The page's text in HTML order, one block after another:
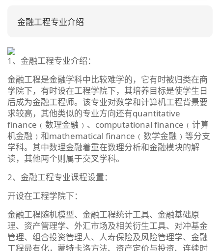
金融工程专业介绍
1、金融工程专业介绍：
金融工程是金融学科中比较难学的，它有时被归类在商
学院下，有时设在工程学院下，其培养目标是使学生日
后成为金融工程师。该专业对数学和计算机工程背景要
求较高，其他类似的专业方向还有quantitative
finance﹙数理金融﹚、computational finance﹙计算
机金融﹚和mathematical finance﹙数学金融﹚等分支
学科。其中数理金融着重在数理分析和金融模块的解
读，其他两个则属于交叉学科。
2、金融工程专业课程设置：
开设在工程学院下：
金融工程随机模型、金融工程统计工具、金融基础原
理、资产管理学、外汇市场及相关衍生工具、对冲基金
管理、组合投资管理人、人寿保险及风险管理学、金融
工程最有化，蒙特卡洛方法、资产定价与投资、连续时